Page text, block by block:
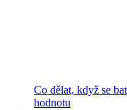
Co dělat, když se
hodnotu